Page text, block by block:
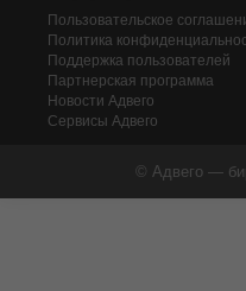
Пользовательское
Политика
Поддержка пользователей
Партнерская программа
Новости Адвего
Сервисы Адвего
© Адвего —